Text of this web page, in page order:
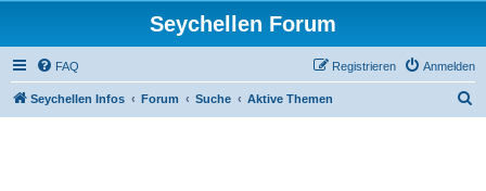
Seychellen Forum
FAQ Anmelden
Registrieren
Seychellen Infos Forum Suche Aktive Themen